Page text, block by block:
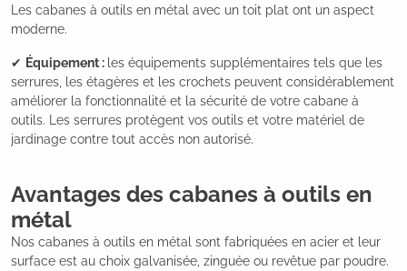
Les cabanes à outils en métal avec un toit plat ont un aspect
moderne.
✔ Équipement : les équipements supplémentaires tels que les
serrures, les étagères et les crochets peuvent considérablement
améliorer la fonctionnalité et la sécurité de votre cabane à
outils. Les serrures protègent vos outils et votre matériel de
jardinage contre tout accès non autorisé.
Avantages des cabanes à outils en
métal
Nos cabanes à outils en métal sont fabriquées en acier et leur
surface est au choix galvanisée, zinguée ou revêtue par poudre.